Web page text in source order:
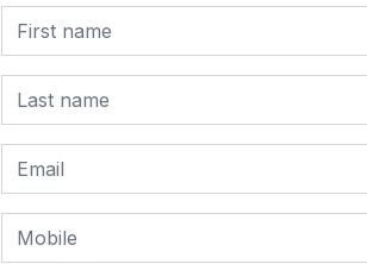
First name
Last name
Email
Mobile